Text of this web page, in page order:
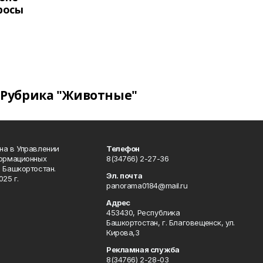
Рубрика "Животные"
в Управлении
г.
Телефон
8(34766) 2-27-36
Эл. почта
panorama0184@mail.ru
Адрес
453430, Республика
Башкортостан, г. Благовещенск, ул.
Кирова,3
Рекламная служба
8(34766) 2-28-03